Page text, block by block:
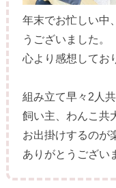
年末でお忙しい中
うございました。
心より感想してお
組み立て早々2人
飼い主、わんこ共
お出掛けするのが
ありがとうござい